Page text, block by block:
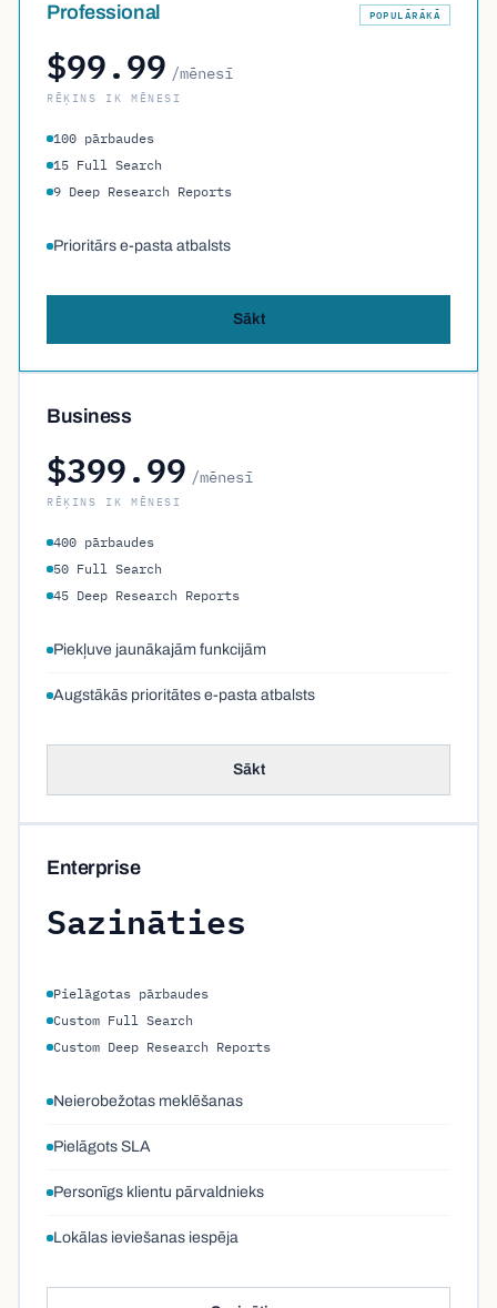
Professional POPULĀRĀKĀ
$99.99 /mēnesī
RĒĶINS IK MĒNESI
100 pārbaudes
15 Full Search
9 Deep Research Reports
Prioritārs e-pasta atbalsts
Sākt
Business
$399.99 /mēnesī
RĒĶINS IK MĒNESI
400 pārbaudes
50 Full Search
45 Deep Research Reports
Piekļuve jaunākajām funkcijām
Augstākās prioritātes e-pasta atbalsts
Sākt
Enterprise
Sazināties
Pielāgotas pārbaudes
Custom Full Search
Custom Deep Research Reports
Neierobežotas meklēšanas
Pielāgots SLA
Personīgs klientu pārvaldnieks
Lokālas ieviešanas iespēja